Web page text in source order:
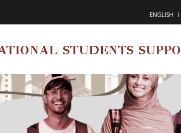
ENGLISH
STUDENTS